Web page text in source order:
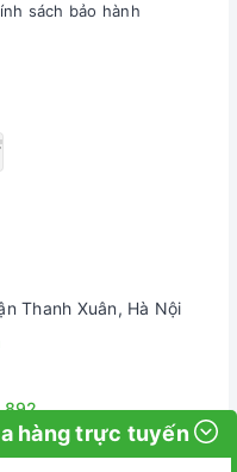
sách bảo hành
Thanh Xuân, Hà Nội
hàng trực tuyến